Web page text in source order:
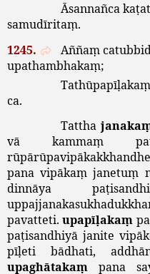
Āsannañca
samudīritaṃ.
1245.
Aññaṃ
upathambhakaṃ;
Tathūpapīḷakaṃ
ca.
Tattha
vā
kammaṃ
rūpārūpavipākakkhandhe
pana vipākaṃ janetuṃ
dinnāya
pavatteti.upapīḷakaṃ
paṭisandhiyā janite
pīḷeti
bādhati,
upaghātakaṃ
pana